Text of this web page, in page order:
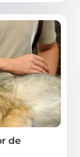
de